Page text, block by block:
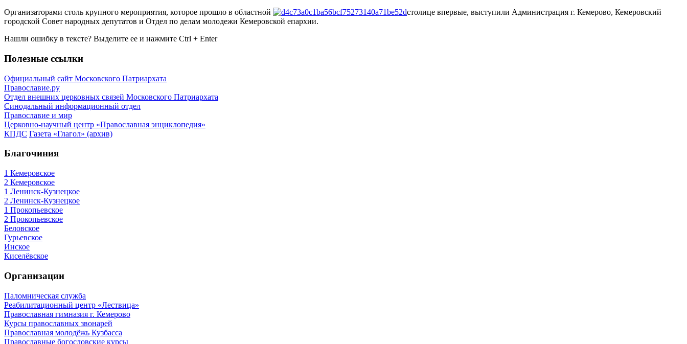
Организаторами столь крупного мероприятия, которое прошло в областной
столице впервые, выступили Администрация г. Кемерово, Кемеровский
городской Совет народных депутатов и Отдел по делам молодежи Кемеровской епархии.
Нашли ошибку в тексте? Выделите ее и нажмите Ctrl + Enter
Полезные ссылки
Официальный сайт Московского Патриархата
Православие.ру
Отдел внешних церковных связей Московского Патриархата
Синодальный информационный отдел
Православие и мир
Церковно-научный центр «Православная энциклопедия»
КПДС Газета «Глагол» (архив)
Благочиния
1 Кемеровское
2 Кемеровское
1 Ленинск-Кузнецкое
2 Ленинск-Кузнецкое
1 Прокопьевское
2 Прокопьевское
Беловское
Гурьевское
Инское
Киселёвское
Организации
Паломническая служба
Реабилитационный центр «Лествица»
Православная гимназия г. Кемерово
Курсы православных звонарей
Православная молодёжь Кузбасса
Православные богословские курсы